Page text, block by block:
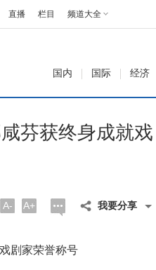
直播 栏目 频道大全
国内 国际 经济
芬获终身成就戏
A- A+ 我要分享
剧家荣誉称号